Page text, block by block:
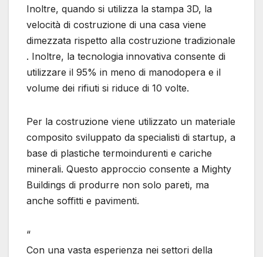
Inoltre, quando si utilizza la stampa 3D, la
velocità di costruzione di una casa viene
dimezzata rispetto alla costruzione tradizionale
. Inoltre, la tecnologia innovativa consente di
utilizzare il 95% in meno di manodopera e il
volume dei rifiuti si riduce di 10 volte.
Per la costruzione viene utilizzato un materiale
composito sviluppato da specialisti di startup, a
base di plastiche termoindurenti e cariche
minerali. Questo approccio consente a Mighty
Buildings di produrre non solo pareti, ma
anche soffitti e pavimenti.
“
Con una vasta esperienza nei settori della